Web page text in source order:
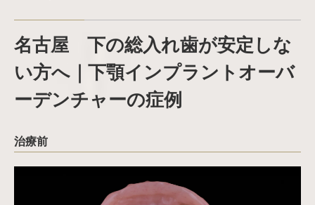
名古屋 下の総入れ歯が安定しな
い方へ｜下顎インプラントオーバ
ーデンチャーの症例
治療前